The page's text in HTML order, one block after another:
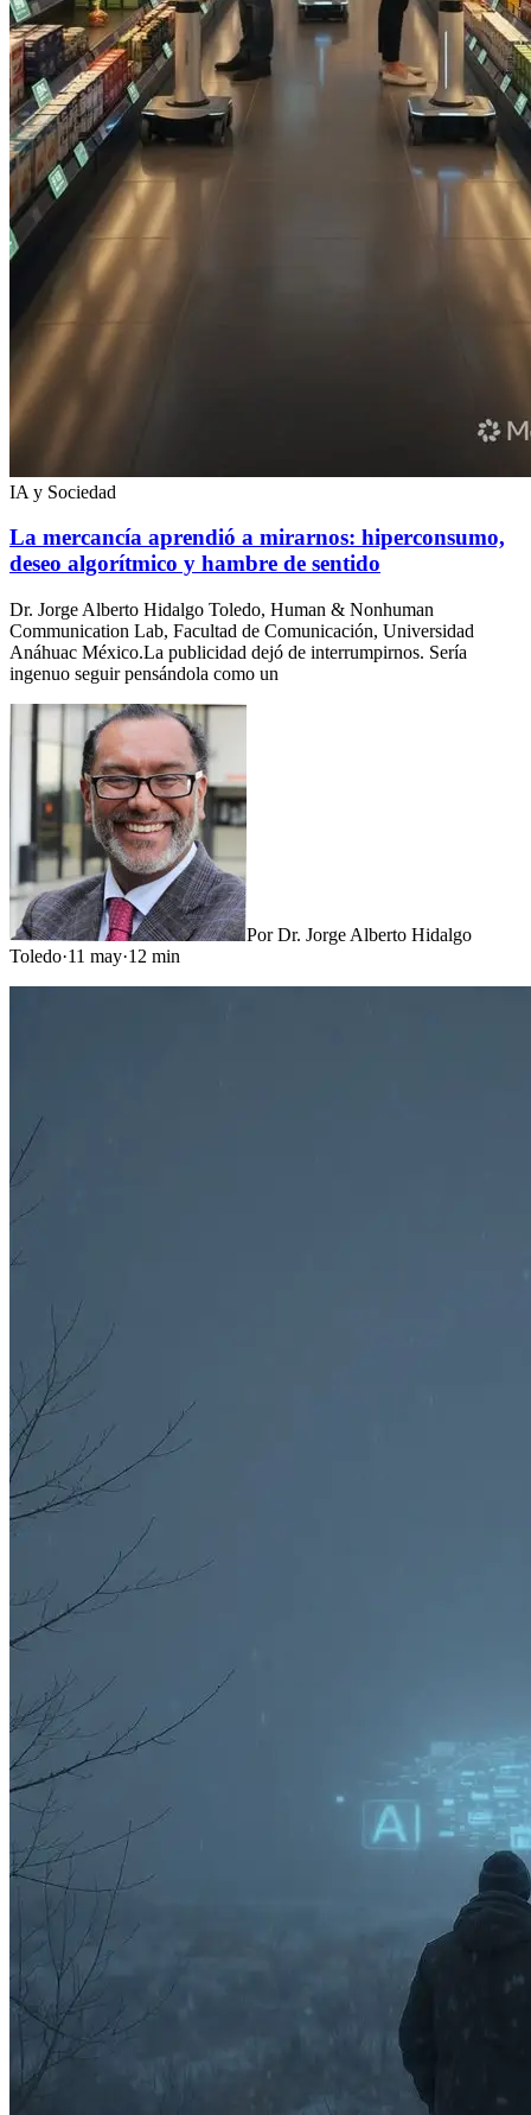
IA y Sociedad
La mercancía aprendió a mirarnos: hiperconsumo,
deseo algorítmico y hambre de sentido
Dr. Jorge Alberto Hidalgo Toledo, Human & Nonhuman
Communication Lab, Facultad de Comunicación, Universidad
Anáhuac México.La publicidad dejó de interrumpirnos. Sería
ingenuo seguir pensándola como un
PorDr. Jorge Alberto Hidalgo
Toledo·11 may·12 min